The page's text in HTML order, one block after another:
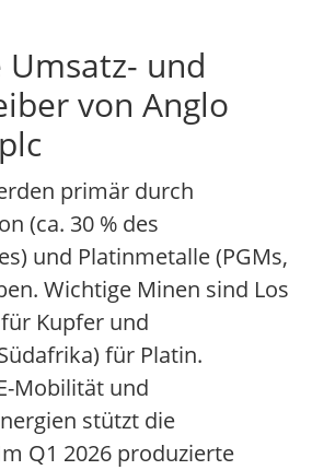
und
von Anglo
primär durch
(ca. 30 % des
und Platinmetalle (PGMs,
Wichtige Minen sind Los
Kupfer und
für Platin.
Mobilität und
stützt die
Q1 2026 produzierte